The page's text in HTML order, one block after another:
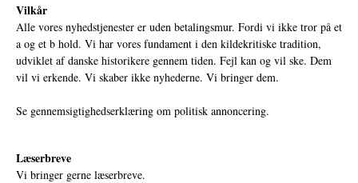
Vilkår
Alle vores nyhedstjenester er uden betalingsmur. Fordi vi ikke tror på et
a og et b hold. Vi har vores fundament i den kildekritiske tradition,
udviklet af danske historikere gennem tiden. Fejl kan og vil ske. Dem
vil vi erkende. Vi skaber ikke nyhederne. Vi bringer dem.
Se gennemsigtighedserklæring om politisk annoncering.
Læserbreve
Vi bringer gerne læserbreve.